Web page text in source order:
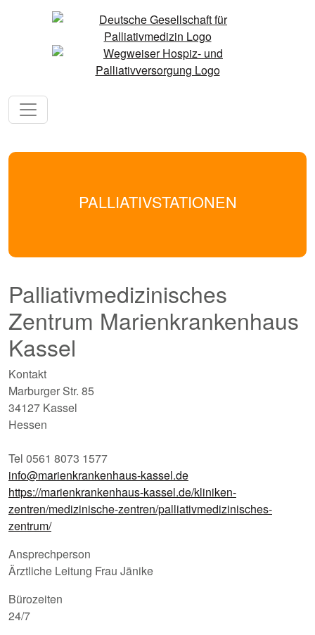
PALLIATIVSTATIONEN
Palliativmedizinisches
Zentrum Marienkrankenhaus
Kassel
Kontakt
Marburger Str. 85
34127 Kassel
Hessen
Tel 0561 8073 1577
info@marienkrankenhaus-kassel.de
https://marienkrankenhaus-kassel.de/kliniken-
zentren/medizinische-zentren/palliativmedizinisches-
zentrum/
Ansprechperson
Ärztliche Leitung Frau Jänike
Bürozeiten
24/7